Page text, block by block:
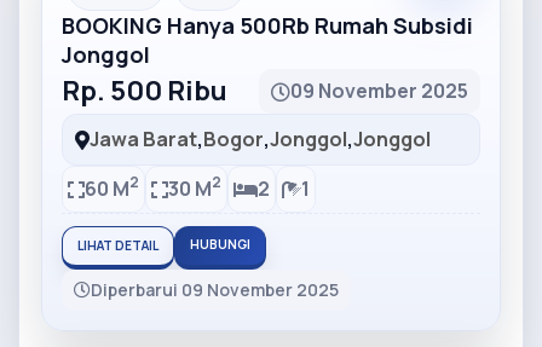
BOOKING Hanya 500Rb Rumah Subsidi
Jonggol
Rp. 500 Ribu
09 November 2025
Jawa Barat,Bogor,Jonggol,Jonggol
60 M2 30 M2 2 1
LIHAT DETAIL HUBUNGI
Diperbarui 09 November 2025